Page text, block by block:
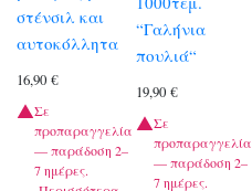
στένσιλ και
αυτοκόλλητα
16,90 €
Σε
προπαραγγελία
— παράδοση 2–
7 ημέρες.
“Γαλήνια
πουλιά“
19,90€
Σε
προπαραγγελία
— παράδοση 2–
7 ημέρες.